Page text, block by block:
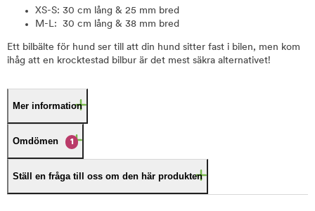
XS-S: 30 cm lång & 25 mm bred
M-L: 30 cm lång & 38 mm bred
Ett bilbälte för hund ser till att din hund sitter fast i bilen, men kom
ihåg att en krocktestad bilbur är det mest säkra alternativet!
Mer information
Omdömen 1
Ställ en fråga till oss om den här produkten